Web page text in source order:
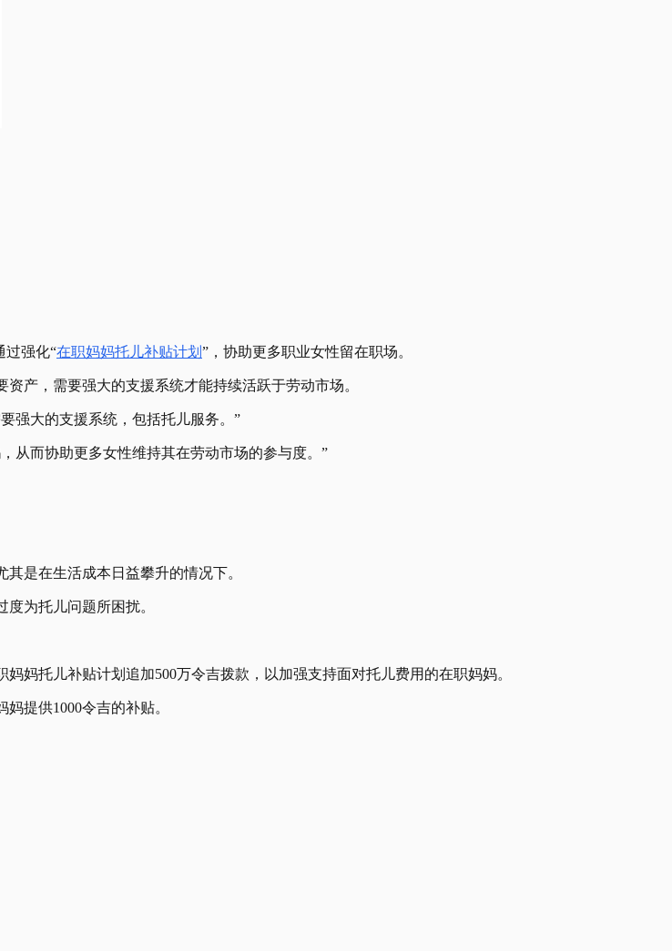
过强化“在职妈妈托儿补贴计划 ”，协助更多职业女性留在职场。
产，需要强大的支援系统才能持续活跃于劳动市场。
强大的支援系统，包括托儿服务。”
从而协助更多女性维持其在劳动市场的参与度。”
是在生活成本日益攀升的情况下。
为托儿问题所困扰。
妈妈托儿补贴计划追加500万令吉拨款，以加强支持面对托儿费用的在职妈妈。
提供1000令吉的补贴。